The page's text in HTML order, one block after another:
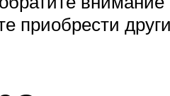
приобрести